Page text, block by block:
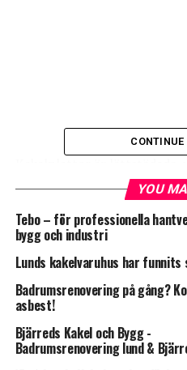
en mängd olika varianter.
Kakel är också ett hållbart
Kostnaden för att kakla är i
att lägga en plastmatta,
badrummet är för oss
väljer kakel i alla fall.
CONTINUE
YOU
Tebo – för professionella
bygg och industri
Lunds kakelvaruhus har funnits
Badrumsrenovering på gång?
asbest!
Bjärreds Kakel och Bygg -
Badrumsrenovering lund &